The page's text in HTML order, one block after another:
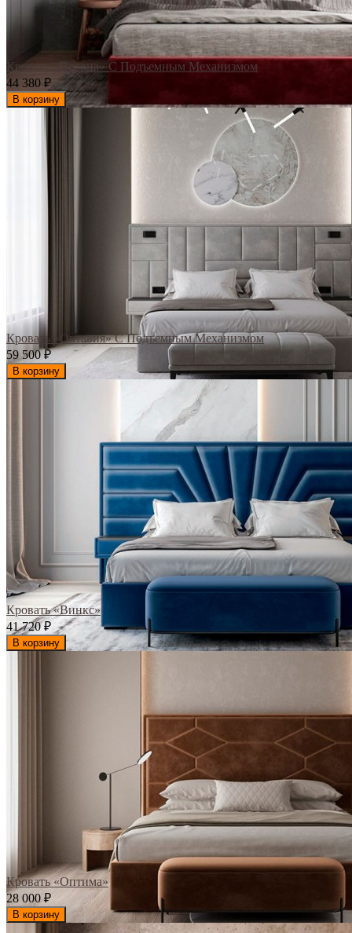
Кровать «Верона» С Подъемным Механизмом
44 380 ₽
В корзину
Кровать «Октавия» С Подъемным Механизмом
59 500₽
В корзину
Кровать «Винкс»
41 720₽
В корзину
Кровать «Оптима»
28 000 ₽
В корзину